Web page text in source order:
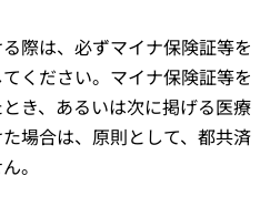
際は、必ずマイナ保険証等を
ください。マイナ保険証等を
き、あるいは次に掲げる医療
場合は、原則として、都共済
。